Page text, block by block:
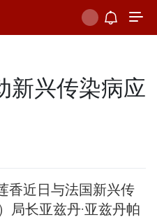
新兴传染病应
香近日与法国新兴传
局长亚兹丹·亚兹丹帕